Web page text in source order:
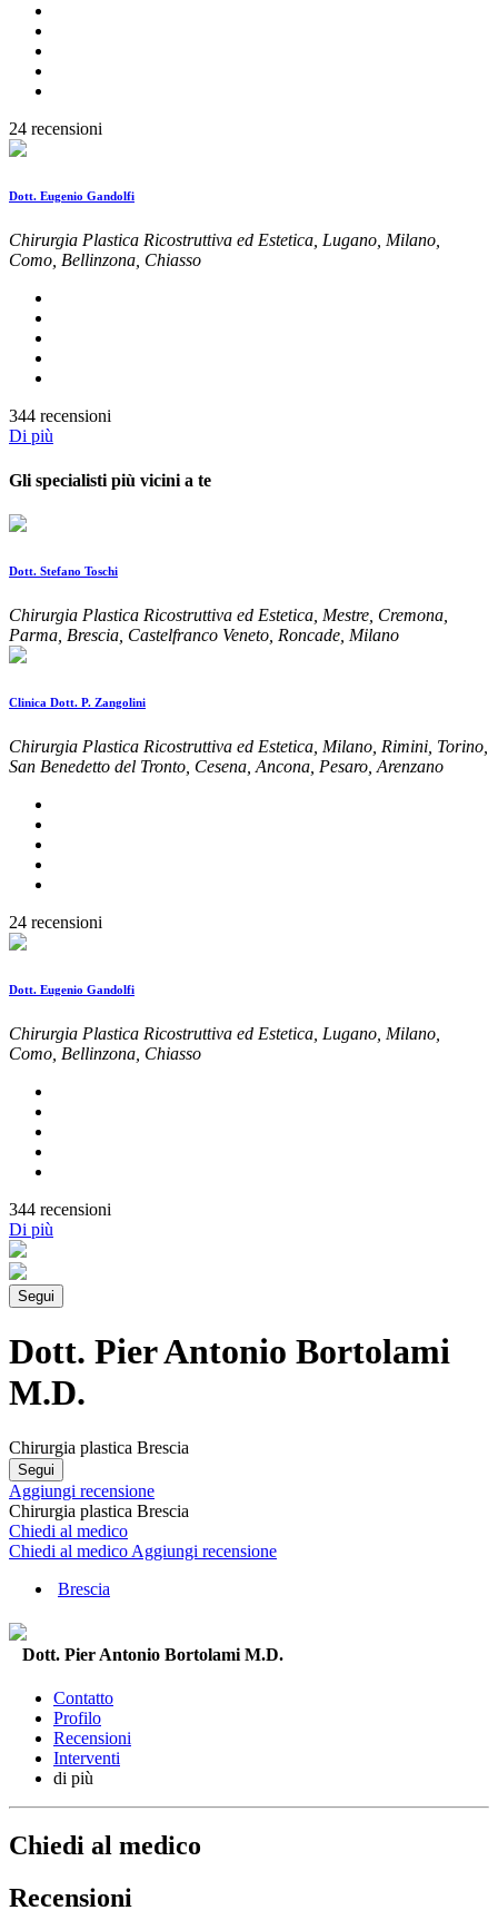
24 recensioni
Dott. Eugenio Gandolfi
Chirurgia Plastica Ricostruttiva ed Estetica, Lugano, Milano,
Como, Bellinzona, Chiasso
344 recensioni
Di più
Gli specialisti più vicini a te
Dott. Stefano Toschi
Chirurgia Plastica Ricostruttiva ed Estetica, Mestre, Cremona,
Parma, Brescia, Castelfranco Veneto, Roncade, Milano
Clinica Dott. P. Zangolini
Chirurgia Plastica Ricostruttiva ed Estetica, Milano, Rimini, Torino,
San Benedetto del Tronto, Cesena, Ancona, Pesaro, Arenzano
24 recensioni
Dott. Eugenio Gandolfi
Chirurgia Plastica Ricostruttiva ed Estetica, Lugano, Milano,
Como, Bellinzona, Chiasso
344 recensioni
Di più
Segui
Dott. Pier Antonio Bortolami
M.D.
Chirurgia plastica Brescia
Segui
Aggiungi recensione
Chirurgia plastica Brescia
Chiedi al medico
Chiedi al medico Aggiungi recensione
Brescia
Dott. Pier Antonio Bortolami M.D.
Contatto
Profilo
Recensioni
Interventi
di più
Chiedi al medico
Recensioni